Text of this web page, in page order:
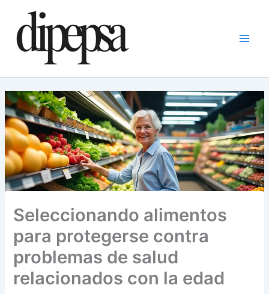
contenido
Seleccionando alimentos
para protegerse contra
problemas de salud
relacionados con la edad